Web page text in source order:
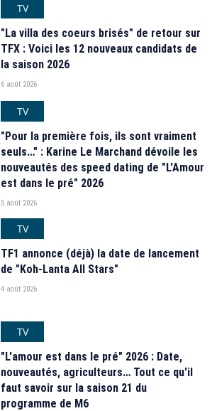
TV
"La villa des coeurs brisés" de retour sur
TFX : Voici les 12 nouveaux candidats de
la saison 2026
6 août 2026
TV
"Pour la première fois, ils sont vraiment
seuls…" : Karine Le Marchand dévoile les
nouveautés des speed dating de "L'Amour
est dans le pré" 2026
5 août 2026
TV
TF1 annonce (déjà) la date de lancement
de "Koh-Lanta All Stars"
4 août 2026
TV
"L'amour est dans le pré" 2026 : Date,
nouveautés, agriculteurs… Tout ce qu'il
faut savoir sur la saison 21 du
programme de M6